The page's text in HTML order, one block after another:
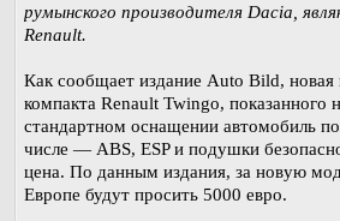
румынского производителя Dacia,
Renault.
Как сообщает издание Auto Bild, новая
компакта Renault Twingo, показанного
стандартном оснащении автомобиль
числе — ABS, ESP и подушки
цена. По данным издания, за новую
Европе будут просить 5000 евро.